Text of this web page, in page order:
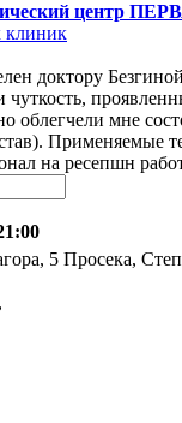
центр
клиник
доктору
облегчели мне
Применяемые
на ресепшн
5 Просека,